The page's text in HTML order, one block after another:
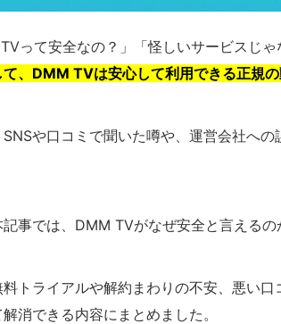
TVって安全なの？」「怪しいサービスじ
、DMM TVは安心して利用できる正規の
SNSや口コミで聞いた噂や、運営会社へ
事では、DMM TVがなぜ安全と言える
料トライアルや解約まわりの不安、悪い
消できる内容にまとめました。